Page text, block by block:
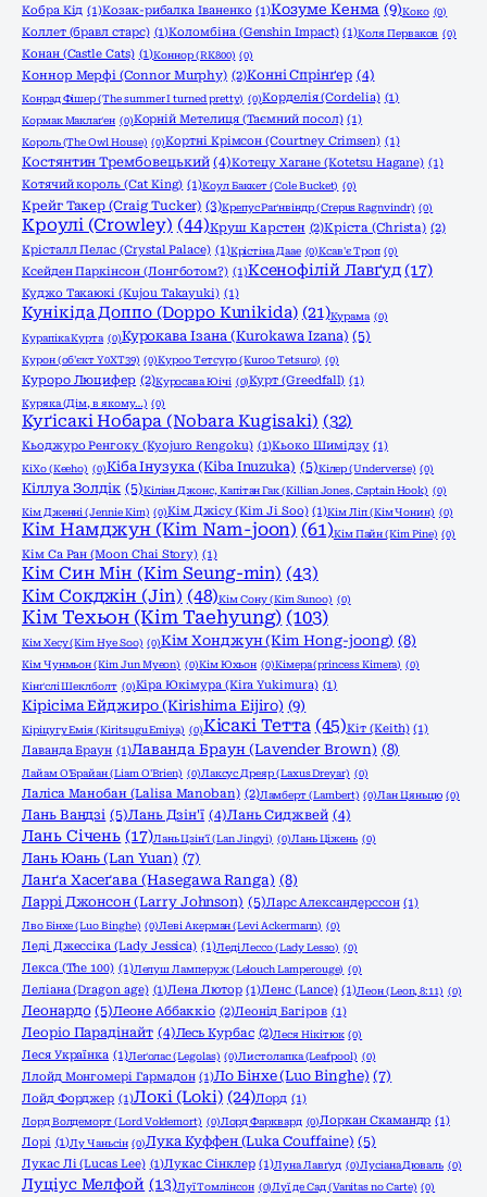
Кобра Кід (1)Козак-рибалка Іваненко (1)Козуме Кенма (9)Коко (0)
Коллет (бравл старс) (1)Коломбіна (Genshin Impact) (1)Коля Перваков (0)
Конан (Castle Cats) (1)Коннор (RK800) (0)
Коннор Мерфі (Connor Murphy) (2)Конні Спрінґер (4)
Конрад Фішер (The summer I turned pretty) (0)Корделія (Cordelia) (1)
Кормак Маклаґен (0)Корній Метелиця (Таємний посол) (1)
Король (The Owl House) (0)Кортні Крімсон (Courtney Crimsen) (1)
Костянтин Трембовецький (4)Котецу Хагане (Kotetsu Hagane) (1)
Котячий король (Cat King) (1)Коул Баккет (Cole Bucket) (0)
Крейг Такер (Craig Tucker) (3)Крепус Раґнвіндр (Crepus Ragnvindr) (0)
Кроулі (Crowley) (44)Круш Карстен (2)Кріста (Christa) (2)
Крісталл Пелас (Crystal Palace) (1)Крістіна Даае (0)Ксав'є Троп (0)
Ксейден Паркінсон (Лонгботом?) (1)Ксенофілій Лавґуд (17)
Куджо Такаюкі (Kujou Takayuki) (1)
Кунікіда Доппо (Doppo Kunikida) (21)Курама (0)
Курапіка Курта (0)Курокава Ізана (Kurokawa Izana) (5)
Курон (об'єкт Y0XT39) (0)Куроо Тетсуро (Kuroo Tetsuro) (0)
Куроро Люцифер (2)Куросава Юічі (0)Курт (Greedfall) (1)
Куряка (Дім, в якому…) (0)
Куґісакі Нобара (Nobara Kugisaki) (32)
Кьоджуро Ренгоку (Kyojuro Rengoku) (1)Кьоко Шимідзу (1)
КіХо (Keeho) (0)Кіба Інузука (Kiba Inuzuka) (5)Кілер (Underverse) (0)
Кіллуа Золдік (5)Кіліан Джонс, Капітан Гак (Killian Jones, Captain Hook) (0)
Кім Дженні (Jennie Kim) (0)Кім Джісу (Kim Ji Soo) (1)Кім Ліп (Кім Чонин) (0)
Кім Намджун (Kim Nam-joon) (61)Кім Пайн (Kim Pine) (0)
Кім Са Ран (Moon Chai Story) (1)
Кім Син Мін (Kim Seung-min) (43)
Кім Сокджін (Jin) (48)Кім Сону (Kim Sunoo) (0)
Кім Техьон (Kim Taehyung) (103)
Кім Хесу (Kim Hye Soo) (0)Кім Хонджун (Kim Hong-joong) (8)
Кім Чунмьон (Kim Jun Myeon) (0)Кім Юхьон (0)Кімера (princess Kimera) (0)
Кінґслі Шеклболт (0)Кіра Юкімура (Kira Yukimura) (1)
Кірісіма Ейджиро (Kirishima Eijiro) (9)
Кіріцугу Емія (Kiritsugu Emiya) (0)Кісакі Тетта (45)Кіт (Keith) (1)
Лаванда Браун (1)Лаванда Браун (Lavender Brown) (8)
Лайам О'Брайан (Liam O'Brien) (0)Лаксус Дреяр (Laxus Dreyar) (0)
Лаліса Манобан (Lalisa Manoban) (2)Ламберт (Lambert) (0)Лан Цяньцю (0)
Лань Вандзі (5)Лань Дзін'ї (4)Лань Сиджвей (4)
Лань Січень (17)Лань Цзін'ї (Lan Jingyi) (0)Лань Ціжень (0)
Лань Юань (Lan Yuan) (7)
Ланґа Хасеґава (Hasegawa Ranga) (8)
Ларрі Джонсон (Larry Johnson) (5)Ларс Александерссон (1)
Лво Бінхе (Luo Binghe) (0)Леві Акерман (Levi Ackermann) (0)
Леді Джессіка (Lady Jessica) (1)Леді Лессо (Lady Lesso) (0)
Лекса (The 100) (1)Лелуш Ламперуж (Lelouch Lamperouge) (0)
Леліана (Dragon age) (1)Лена Лютор (1)Ленс (Lance) (1)Леон (Leon, 8:11) (0)
Леонардо (5)Леоне Аббаккіо (2)Леонід Багіров (1)
Леоріо Парадінайт (4)Лесь Курбас (2)Леся Нікітюк (0)
Леся Українка (1)Леґолас (Legolas) (0)Листолапка (Leafpool) (0)
Ллойд Монгомері Гармадон (1)Ло Бінхе (Luo Binghe) (7)
Лойд Форджер (1)Локі (Loki) (24)Лорд (1)
Лорд Волдеморт (Lord Voldemort) (0)Лорд Фарквард (0)Лоркан Скамандр (1)
Лорі (1)Лу Чаньсін (0)Лука Куффен (Luka Couffaine) (5)
Лукас Лі (Lucas Lee) (1)Лукас Сінклер (1)Луна Лавґуд (0)Лусіана Дюваль (0)
Луціус Мелфой (13)Луї Томлінсон (0)Луї де Сад (Vanitas no Carte) (0)